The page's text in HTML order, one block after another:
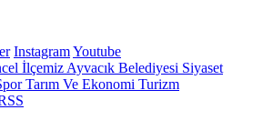
InstagramYoutube
İlçemiz Ayvacık Belediyesi Siyaset
Tarım Ve Ekonomi Turizm